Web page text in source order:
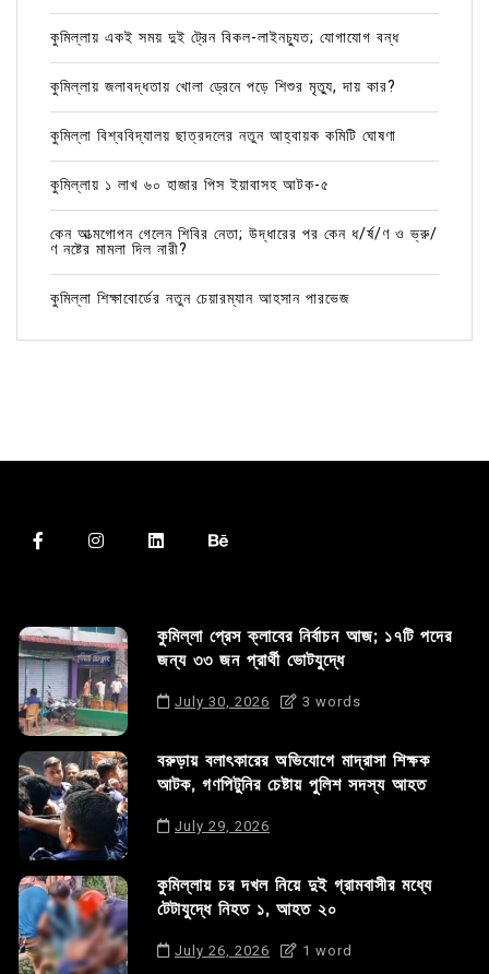
কুমিল্লায় একই সময় দুই ট্রেন বিকল-লাইনচ্যুত; যোগাযোগ বন্ধ
কুমিল্লায় জলাবদ্ধতায় খোলা ড্রেনে পড়ে শিশুর মৃত্যু, দায় কার?
কুমিল্লা বিশ্ববিদ্যালয় ছাত্রদলের নতুন আহ্বায়ক কমিটি ঘোষণা
কুমিল্লায় ১ লাখ ৬০ হাজার পিস ইয়াবাসহ আটক-৫
কেন আত্মগোপন গেলেন শিবির নেতা; উদ্ধারের পর কেন ধ/র্ষ/ণ ও ভ্রু/
ণ নষ্টের মামলা দিল নারী?
কুমিল্লা শিক্ষাবোর্ডের নতুন চেয়ারম্যান আহসান পারভেজ
কুমিল্লা প্রেস ক্লাবের নির্বাচন আজ; ১৭টি পদের
জন্য ৩৩ জন প্রার্থী ভোটযুদ্ধে
July 30, 2026 3 words
বরুড়ায় বলাৎকারের অভিযোগে মাদ্রাসা শিক্ষক
আটক, গণপিটুনির চেষ্টায় পুলিশ সদস্য আহত
July 29, 2026
কুমিল্লায় চর দখল নিয়ে দুই গ্রামবাসীর মধ্যে
টেটাযুদ্ধে নিহত ১, আহত ২০
July 26, 2026 1 word